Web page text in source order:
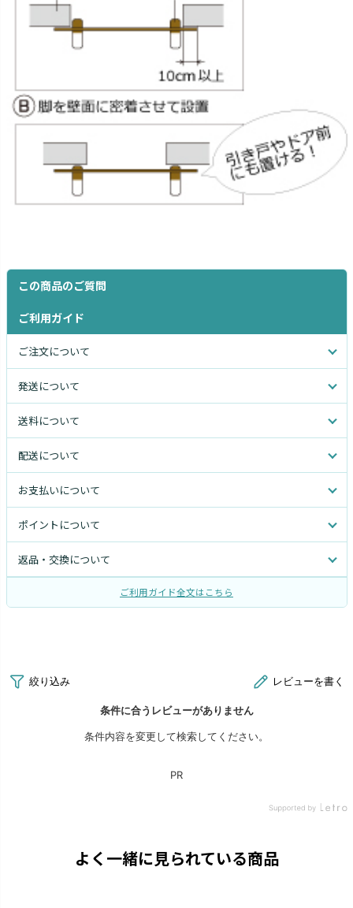
この商品のご質問
ご利用ガイド
ご注文について
発送について
送料について
配送について
お支払いについて
ポイントについて
返品・交換について
ご利用ガイド全文はこちら
よく一緒に見られている商品